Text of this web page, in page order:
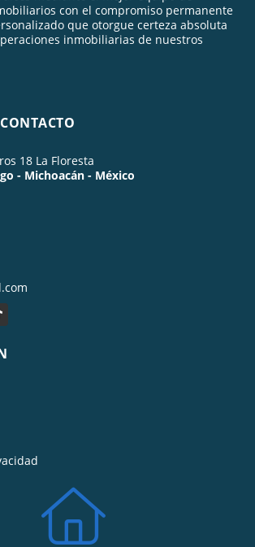
con el compromiso permanente
que otorgue certeza absoluta
inmobiliarias de nuestros
18 La Floresta
- Michoacán - México